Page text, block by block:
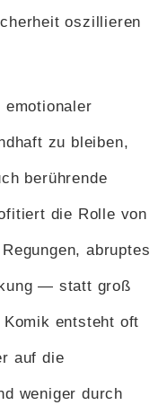
oszillieren
emotionaler
zu bleiben,
berührende
die Rolle von
abruptes
— statt groß
entsteht oft
auf die
weniger durch